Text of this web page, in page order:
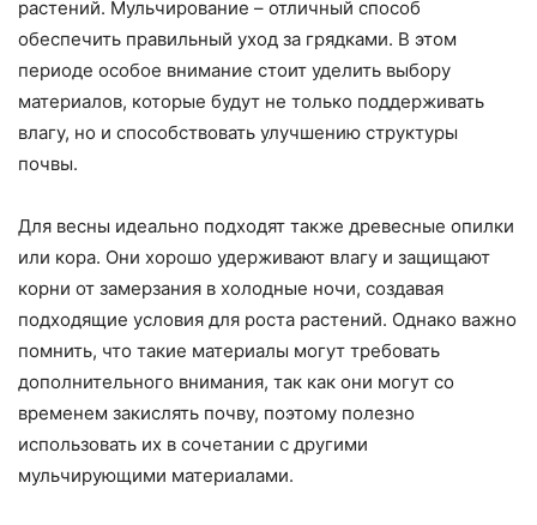
растений. Мульчирование – отличный способ
обеспечить правильный уход за грядками. В этом
периоде особое внимание стоит уделить выбору
материалов, которые будут не только поддерживать
влагу, но и способствовать улучшению структуры
почвы.
Для весны идеально подходят также древесные опилки
или кора. Они хорошо удерживают влагу и защищают
корни от замерзания в холодные ночи, создавая
подходящие условия для роста растений. Однако важно
помнить, что такие материалы могут требовать
дополнительного внимания, так как они могут со
временем закислять почву, поэтому полезно
использовать их в сочетании с другими
мульчирующими материалами.